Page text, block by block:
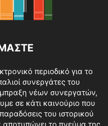
περιοδικό για το
συνεργάτες του
νέων συνεργατών,
σε κάτι καινούριο που
του ιστορικού